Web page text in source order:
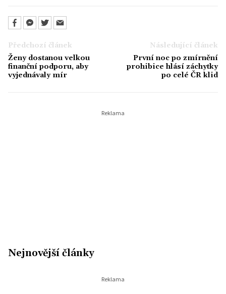
Předchozí článek
Ženy dostanou velkou
finanční podporu, aby
vyjednávaly mír
Následující článek
První noc po zmírnění
prohibice hlásí záchytky
po celé ČR klid
Nejnovější články